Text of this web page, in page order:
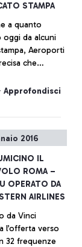
STAMPA
a quanto
oggi da alcuni
Aeroporti
che
F sarà
la customer
Approfondisci
2016
IL
ROMA –
OPERATO DA
AIRLINES
da Vinci
l’offerta verso
32 frequenze